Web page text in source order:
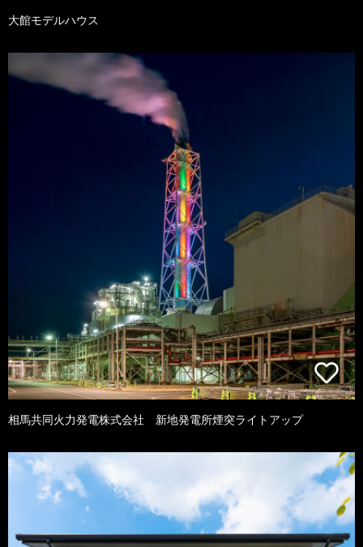
大館モデルハウス
相馬共同火力発電株式会社 新地発電所煙突ライトアップ